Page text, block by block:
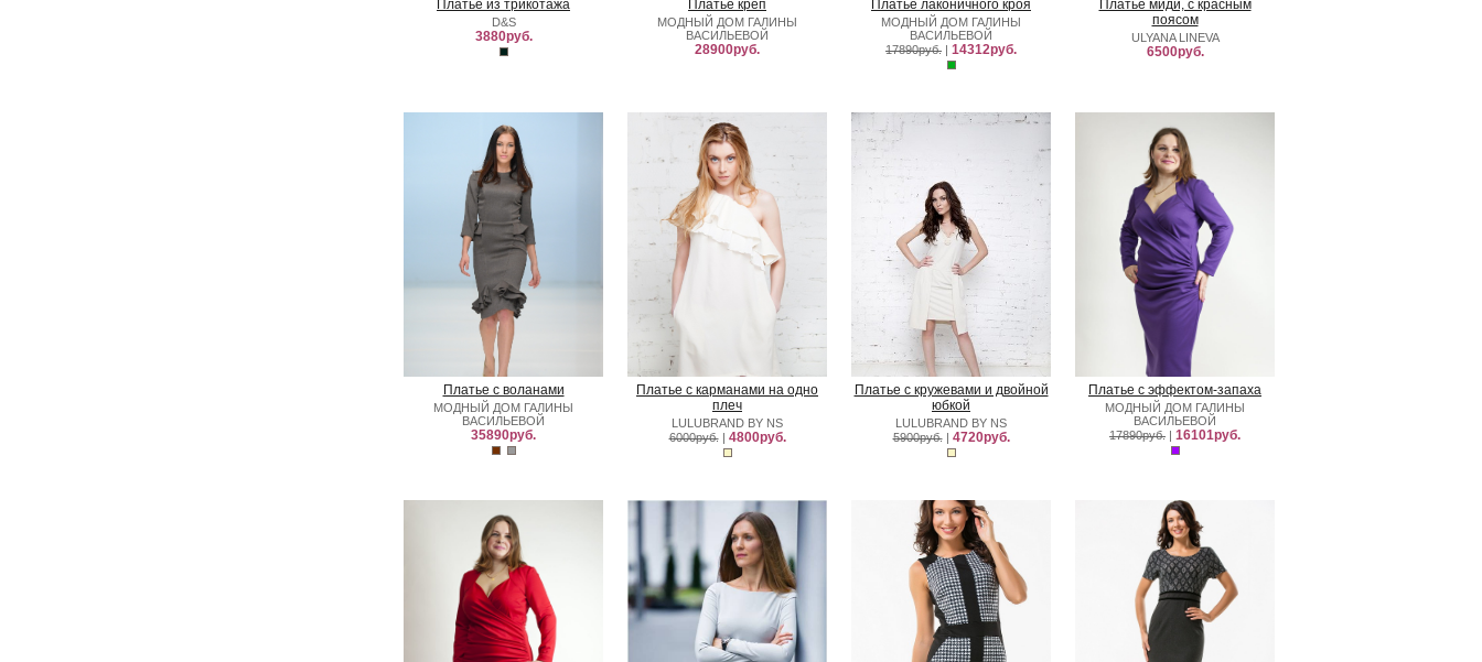
Платье из трикотажа
D&S
3880руб.
Платье креп
МОДНЫЙ ДОМ ГАЛИНЫ
ВАСИЛЬЕВОЙ
28900руб.
Платье лаконичного кроя
МОДНЫЙ ДОМ ГАЛИНЫ
ВАСИЛЬЕВОЙ
17890руб. | 14312руб.
Платье миди, с красным
поясом
ULYANA LINEVA
6500руб.
Платье с воланами
МОДНЫЙ ДОМ ГАЛИНЫ
ВАСИЛЬЕВОЙ
35890руб.
Платье с карманами на одно
плеч
LULUBRAND BY NS
6000руб.| 4800руб.
Платье с кружевами и двойной
юбкой
LULUBRAND BY NS
5900руб.| 4720руб.
Платье с эффектом-запаха
МОДНЫЙ ДОМ ГАЛИНЫ
ВАСИЛЬЕВОЙ
17890руб. | 16101руб.